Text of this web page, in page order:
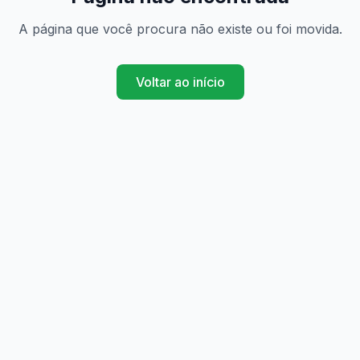
A página que você procura não existe ou foi movida.
Voltar ao início